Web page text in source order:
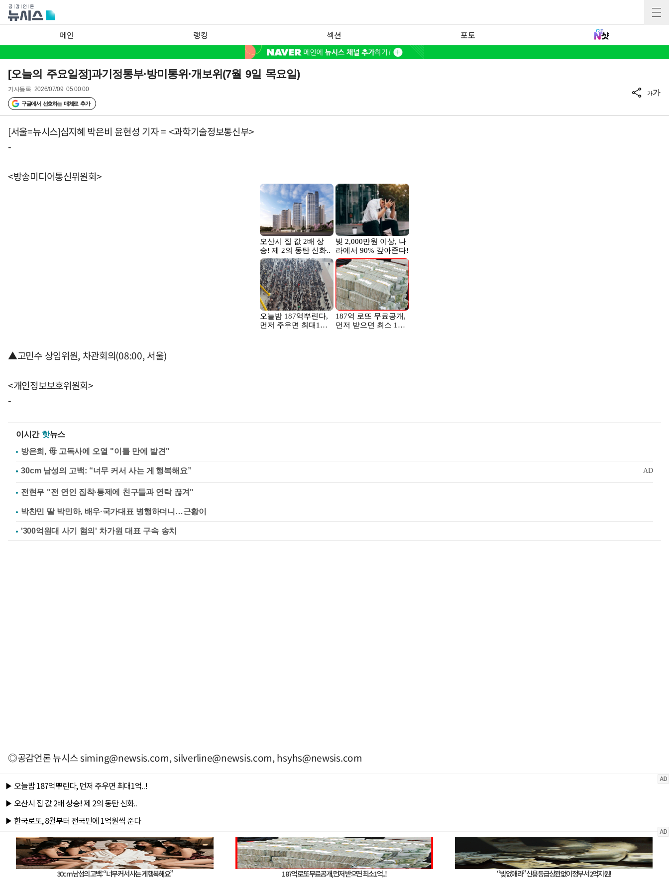
메인 랭킹 섹션 포토
[오늘의 주요일정]과기정통부·방미통위·개보위(7월 9일 목요일)
기사등록 2026/07/09 05:00:00
구글에서 선호하는 매체로 추가
가가
[서울=뉴시스]심지혜 박은비 윤현성 기자 = <과학기술정보통신부>
-
<방송미디어통신위원회>
▲고민수 상임위원, 차관회의(08:00, 서울)
<개인정보보호위원회>
-
이시간 핫뉴스
방은희, 母 고독사에 오열 "이틀 만에 발견"
전현무 "전 연인 집착·통제에 친구들과 연락 끊겨"
박찬민 딸 박민하, 배우·국가대표 병행하더니…근황이
'300억원대 사기 혐의' 차가원 대표 구속 송치
◎공감언론 뉴시스siming@newsis.com,silverline@newsis.com,hsyhs@newsis.com